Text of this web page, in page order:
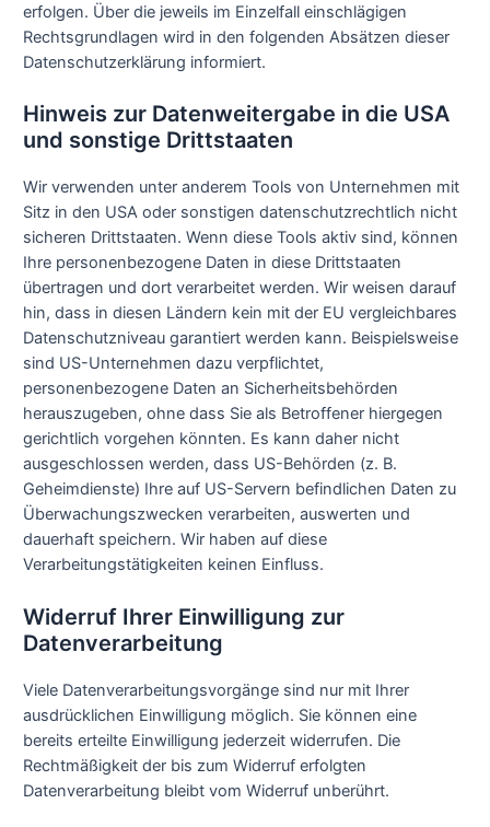
erfolgen. Über die jeweils im Einzelfall einschlägigen
Rechtsgrundlagen wird in den folgenden Absätzen dieser
Datenschutzerklärung informiert.
Hinweis zur Datenweitergabe in die USA
und sonstige Drittstaaten
Wir verwenden unter anderem Tools von Unternehmen mit
Sitz in den USA oder sonstigen datenschutzrechtlich nicht
sicheren Drittstaaten. Wenn diese Tools aktiv sind, können
Ihre personenbezogene Daten in diese Drittstaaten
übertragen und dort verarbeitet werden. Wir weisen darauf
hin, dass in diesen Ländern kein mit der EU vergleichbares
Datenschutzniveau garantiert werden kann. Beispielsweise
sind US-Unternehmen dazu verpflichtet,
personenbezogene Daten an Sicherheitsbehörden
herauszugeben, ohne dass Sie als Betroffener hiergegen
gerichtlich vorgehen könnten. Es kann daher nicht
ausgeschlossen werden, dass US-Behörden (z. B.
Geheimdienste) Ihre auf US-Servern befindlichen Daten zu
Überwachungszwecken verarbeiten, auswerten und
dauerhaft speichern. Wir haben auf diese
Verarbeitungstätigkeiten keinen Einfluss.
Widerruf Ihrer Einwilligung zur
Datenverarbeitung
Viele Datenverarbeitungsvorgänge sind nur mit Ihrer
ausdrücklichen Einwilligung möglich. Sie können eine
bereits erteilte Einwilligung jederzeit widerrufen. Die
Rechtmäßigkeit der bis zum Widerruf erfolgten
Datenverarbeitung bleibt vom Widerruf unberührt.